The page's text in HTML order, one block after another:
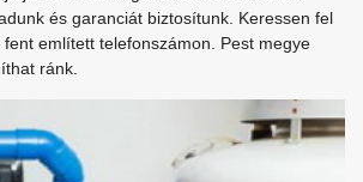
és garanciát biztosítunk. Keressen fel
említett telefonszámon. Pest megye
ránk.